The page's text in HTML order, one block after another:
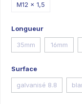
M12 x 1,5
Longueur
35mm 16mm
Surface
galvanisé 8.8